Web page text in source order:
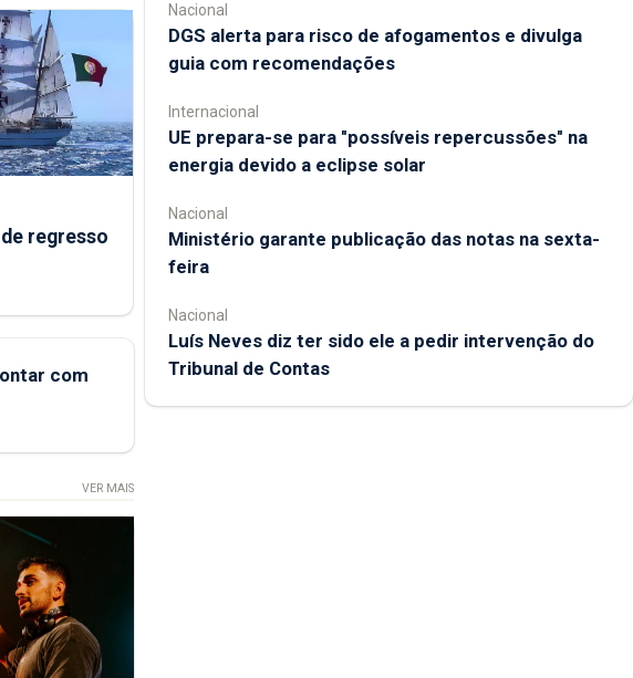
regresso
com
VER MAIS
Nacional
DGS alerta para risco de afogamentos e divulga
guia com recomendações
Internacional
UE prepara-se para "possíveis repercussões" na
energia devido a eclipse solar
Nacional
Ministério garante publicação das notas na sexta-
feira
Nacional
Luís Neves diz ter sido ele a pedir intervenção do
Tribunal de Contas